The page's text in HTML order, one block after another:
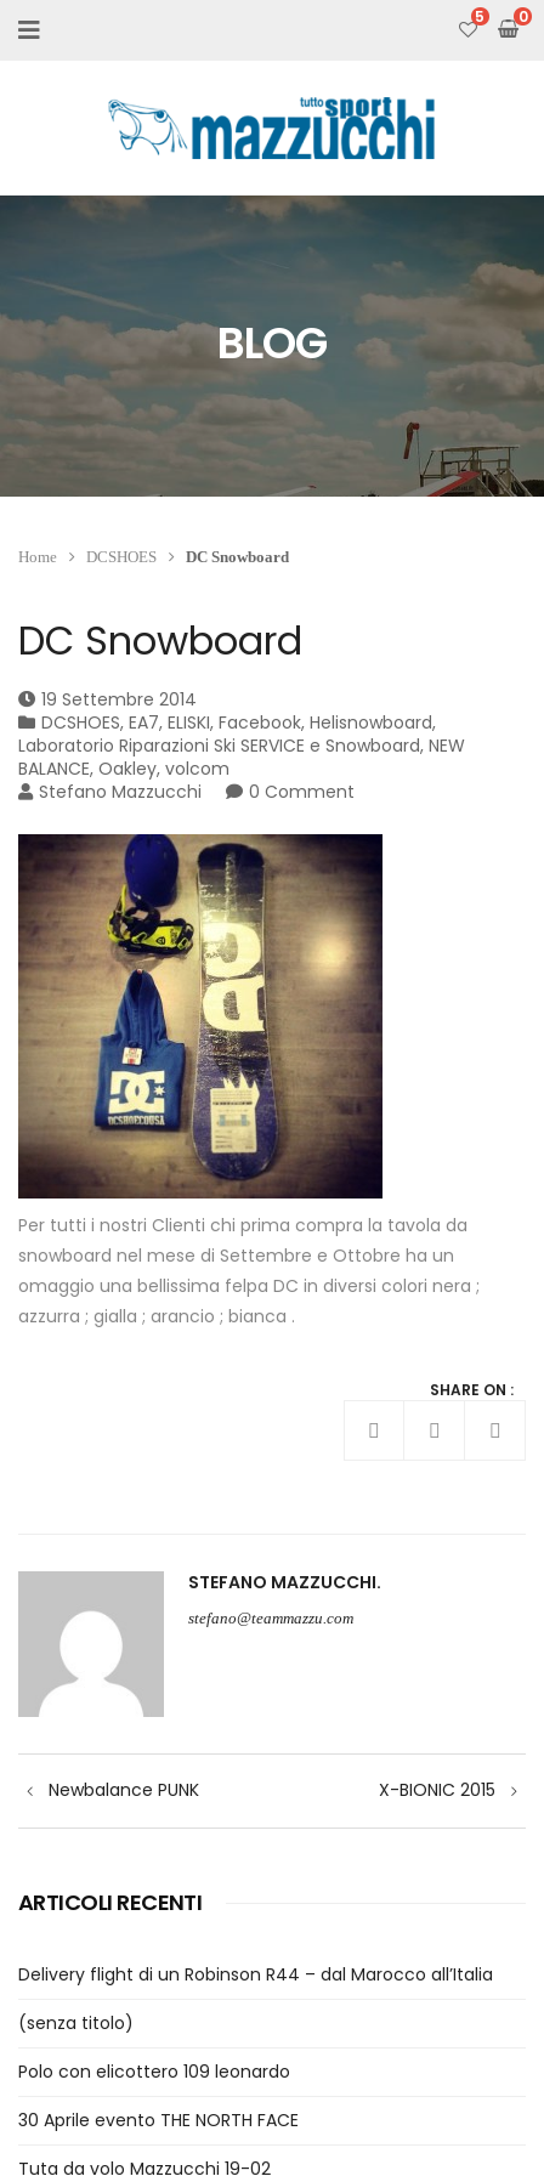
5
BLOG
Home DCSHOES DC Snowboard
DC Snowboard
19 Settembre 2014
DCSHOES, EA7, ELISKI, Facebook, Helisnowboard,
Laboratorio Riparazioni Ski SERVICE e Snowboard, NEW
BALANCE, Oakley, volcom
Stefano Mazzucchi
0 Comment
Per tutti i nostri Clienti chi prima compra la tavola da
snowboard nel mese di Settembre e Ottobre ha un
omaggio una bellissima felpa DC in diversi colori nera ;
azzurra ; gialla ; arancio ; bianca .
SHARE ON :
STEFANO MAZZUCCHI
stefano@teammazzu.com
articoli
Newbalance PUNK X-BIONIC 2015
ARTICOLI RECENTI
Delivery flight di un Robinson R44 – dal Marocco all’Italia
(senza titolo)
Polo con elicottero 109 leonardo
30 Aprile evento THE NORTH FACE
Tuta da volo Mazzucchi 19-02